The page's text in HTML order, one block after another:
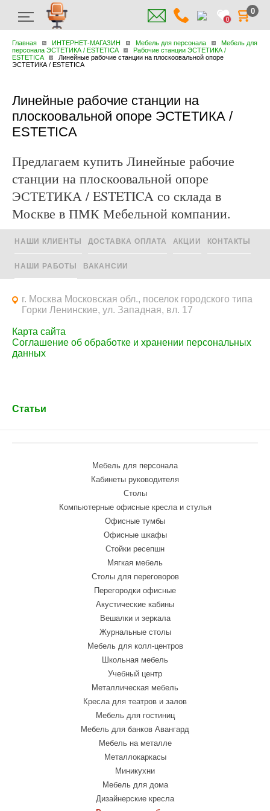
0
0
Главная ИНТЕРНЕТ-МАГАЗИН Мебель для персонала
Мебель для
персонала ЭСТЕТИКА / ESTETICA
Рабочие станции ЭСТЕТИКА /
ESTETICA
Линейные рабочие станции на плоскоовальной опоре
ЭСТЕТИКА / ESTETICA
Линейные рабочие станции на
плоскоовальной опоре ЭСТЕТИКА /
ESTETICA
Предлагаем купить Линейные рабочие
станции на плоскоовальной опоре
ЭСТЕТИКА / ESTETICA со склада в
Москве в ПМК Мебельной компании.
НАШИ КЛИЕНТЫ ДОСТАВКА ОПЛАТА АКЦИИ КОНТАКТЫ
НАШИ РАБОТЫ ВАКАНСИИ
Статьи
г. Москва Московская обл., поселок городского типа
Горки Ленинские, ул. Западная, вл. 17
Карта сайта
Соглашение об обработке и хранении персональных
данных
Мебель для персонала
Кабинеты руководителя
Столы
Компьютерные офисные кресла и стулья
Офисные тумбы
Офисные шкафы
Стойки ресепшн
Мягкая мебель
Столы для переговоров
Перегородки офисные
Акустические кабины
Вешалки и зеркала
Журнальные столы
Мебель для колл-центров
Школьная мебель
Учебный центр
Металлическая мебель
Кресла для театров и залов
Мебель для гостиниц
Мебель для банков Авангард
Мебель на металле
Металлокаркасы
Миникухни
Мебель для дома
Дизайнерские кресла